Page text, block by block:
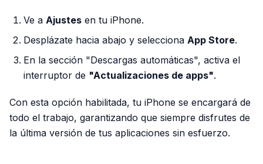
Ve a Ajustes en tu iPhone.
Desplázate hacia abajo y selecciona App Store.
En la sección "Descargas automáticas", activa el
interruptor de "Actualizaciones de apps".
Con esta opción habilitada, tu iPhone se encargará de
todo el trabajo, garantizando que siempre disfrutes de
la última versión de tus aplicaciones sin esfuerzo.